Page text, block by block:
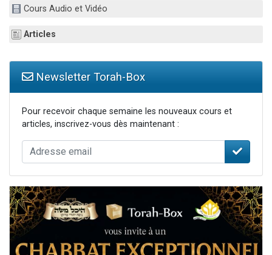
Cours Audio et Vidéo
Articles
Newsletter Torah-Box
Pour recevoir chaque semaine les nouveaux cours et
articles, inscrivez-vous dès maintenant :